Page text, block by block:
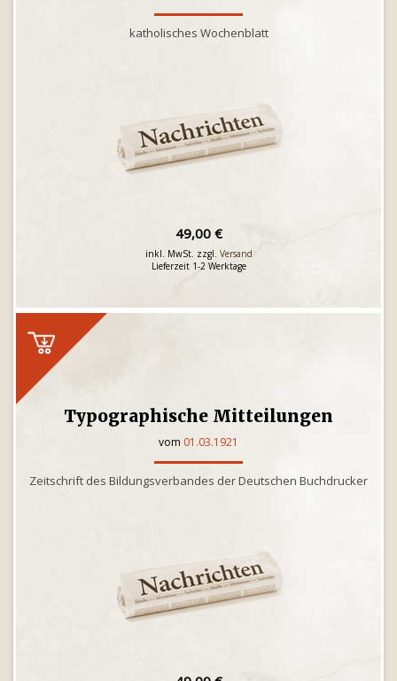
katholisches Wochenblatt
49,00 €
inkl. MwSt. zzgl. Versand
Lieferzeit 1-2 Werktage
Typographische Mitteilungen
vom 01.03.1921
Zeitschrift des Bildungsverbandes der Deutschen Buchdrucker